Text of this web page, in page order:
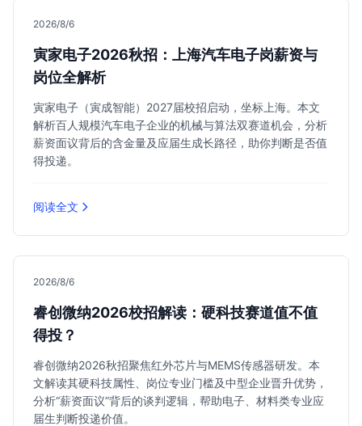
2026/8/6
寅家电子2026秋招：上海汽车电子岗薪资与
岗位全解析
寅家电子（寅成智能）2027届校招启动，坐标上海。本文
解析百人规模汽车电子企业的机械与算法双赛道机会，分析
薪资面议背后的含金量及应届生成长路径，助你判断是否值
得投递。
阅读全文
2026/8/6
睿创微纳2026校招解读：硬科技赛道值不值
得投？
睿创微纳2026秋招聚焦红外芯片与MEMS传感器研发。本
文解读其硬科技属性、岗位专业门槛及中型企业晋升优势，
分析“薪资面议”背后的谈判逻辑，帮助电子、材料类专业应
届生判断投递价值。